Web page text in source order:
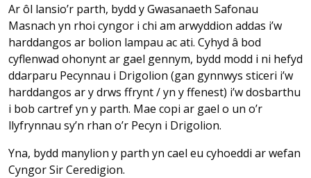
Ar ôl lansio’r parth, bydd y Gwasanaeth Safonau
Masnach yn rhoi cyngor i chi am arwyddion addas i’w
harddangos ar bolion lampau ac ati. Cyhyd â bod
cyflenwad ohonynt ar gael gennym, bydd modd i ni hefyd
ddarparu Pecynnau i Drigolion (gan gynnwys sticeri i’w
harddangos ar y drws ffrynt / yn y ffenest) i’w dosbarthu
i bob cartref yn y parth. Mae copi ar gael o un o’r
llyfrynnau sy’n rhan o’r Pecyn i Drigolion.
Yna, bydd manylion y parth yn cael eu cyhoeddi ar wefan
Cyngor Sir Ceredigion.